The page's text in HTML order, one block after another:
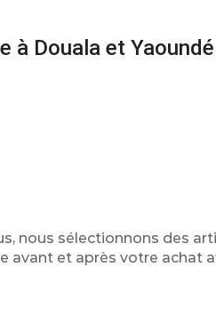
à Douala et Yaoundé
nous sélectionnons des
avant et après votre achat